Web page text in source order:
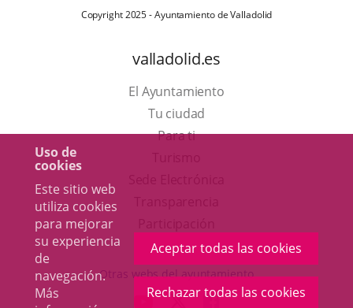
Uso de
cookies
Este sitio web
utiliza cookies
para mejorar
su experiencia
de
navegación.
Más
Aceptar todas las cookies
Rechazar todas las cookies
Copyright 2025 - Ayuntamiento de Valladolid
valladolid.es
El Ayuntamiento
Tu ciudad
Para ti
en
una
ventana
aplicación
externa.
Otras webs del ayuntamiento
ENLACEENLACEENLACE